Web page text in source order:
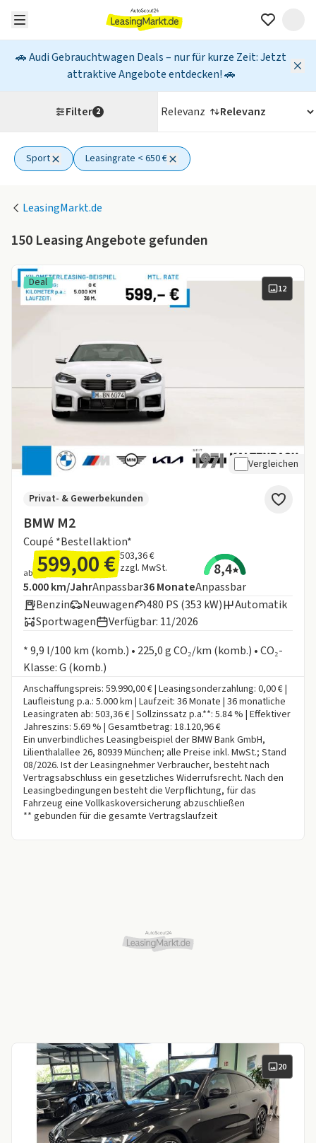
🚗 Audi Gebrauchtwagen Deals – nur für kurze Zeit: Jetzt
attraktive Angebote entdecken! 🚗
LeasingMarkt.de
150 Leasing Angebote gefunden
Filter 2 Relevanz
Sport Leasingrate < 650 €
2 aktive Filter
12
Deal
Vergleichen
BMW M2
Coupé *Bestellaktion*
Privat- & Gewerbekunden
ab 599,00 € 503,36 €
zzgl. MwSt.
8,4
Angebotsdetails:
Inklusive Laufleistung
5.000 km/JahrAnpassbarLaufzeit
36MonateAnpassbar
Benzin
Neuwagen 480 PS (353 kW)
Automatik
Sportwagen
Verfügbar: 11/2026
* 9,9 l/100 km (komb.) • 225,0 g CO₂/km (komb.) • CO₂-
Klasse: G (komb.)
Anschaffungspreis: 59.990,00 € | Leasingsonderzahlung: 0,00 € |
Laufleistung p.a.: 5.000 km | Laufzeit: 36 Monate | 36 monatliche
Leasingraten ab: 503,36 € | Sollzinssatz p.a.**: 5.84 % | Effektiver
Jahreszins: 5.69 % | Gesamtbetrag: 18.120,96 €
Ein unverbindliches Leasingbeispiel der BMW Bank GmbH,
Lilienthalallee 26, 80939 München; alle Preise inkl. MwSt.; Stand
08/2026. Ist der Leasingnehmer Verbraucher, besteht nach
Vertragsabschluss ein gesetzliches Widerrufsrecht. Nach den
Leasingbedingungen besteht die Verpflichtung, für das
Fahrzeug eine Vollkaskoversicherung abzuschließen
** gebunden für die gesamte Vertragslaufzeit
20